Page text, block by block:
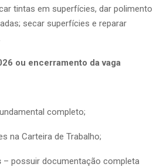
tintas em superfícies, dar polimento
secar superfícies e reparar
ou encerramento da vaga
completo;
na Carteira de Trabalho;
– possuir documentação completa